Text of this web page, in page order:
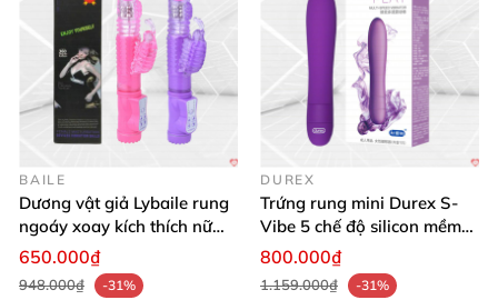
BAILE
Dương vật giả Lybaile rung
ngoáy xoay kích thích nữ
thủ dâm
650.000₫
948.000₫
-31%
DUREX
Trứng rung mini Durex S-
Vibe 5 chế độ silicon mềm
mịn cao cấp
800.000₫
1.159.000₫
-31%